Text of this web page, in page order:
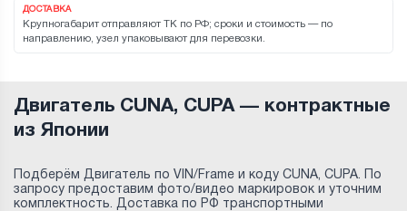
ДОСТАВКА
Крупногабарит отправляют ТК по РФ; сроки и стоимость — по
направлению, узел упаковывают для перевозки.
Двигатель CUNA, CUPA — контрактные
из Японии
Подберём Двигатель по VIN/Frame и коду CUNA, CUPA. По
запросу предоставим фото/видео маркировок и уточним
комплектность. Доставка по РФ транспортными